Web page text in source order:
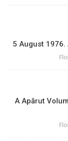
5 August
A Apărut